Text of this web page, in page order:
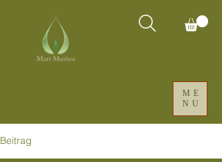
ME
NU
Beitrag